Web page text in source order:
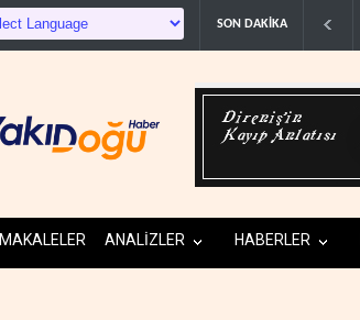
SON DAKİKA
MAKALELER ANALİZLER HABERLER